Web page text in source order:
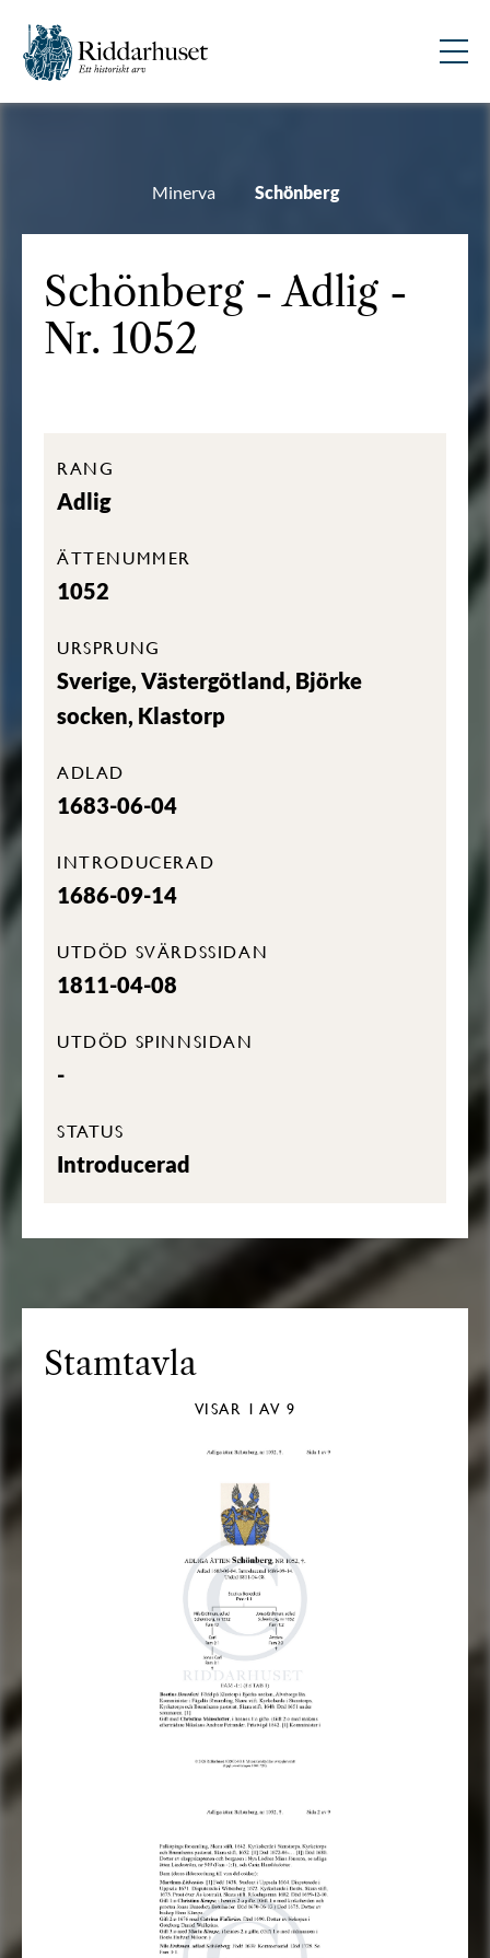
Minerva Schönberg
Schönberg - Adlig -
Nr. 1052
RANG
Adlig
ÄTTENUMMER
1052
URSPRUNG
Sverige, Västergötland, Björke
socken, Klastorp
ADLAD
1683-06-04
INTRODUCERAD
1686-09-14
UTDÖD SVÄRDSSIDAN
1811-04-08
UTDÖD SPINNSIDAN
-
STATUS
Introducerad
Stamtavla
VISAR 1 AV 9